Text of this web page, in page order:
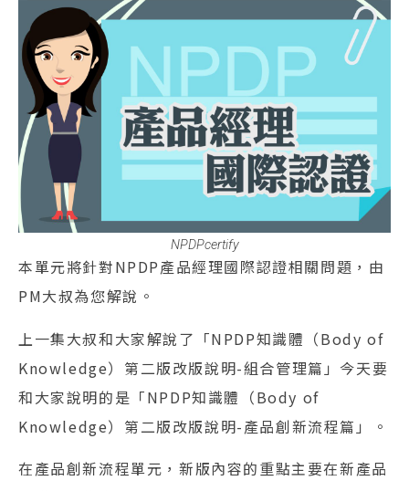
NPDPcertify
本單元將針對NPDP產品經理國際認證相關問題，由
PM大叔為您解說。
上一集大叔和大家解說了「NPDP知識體（Body of
Knowledge）第二版改版說明-組合管理篇」今天要
和大家說明的是「NPDP知識體（Body of
Knowledge）第二版改版說明-產品創新流程篇」。
在產品創新流程單元，新版內容的重點主要在新產品